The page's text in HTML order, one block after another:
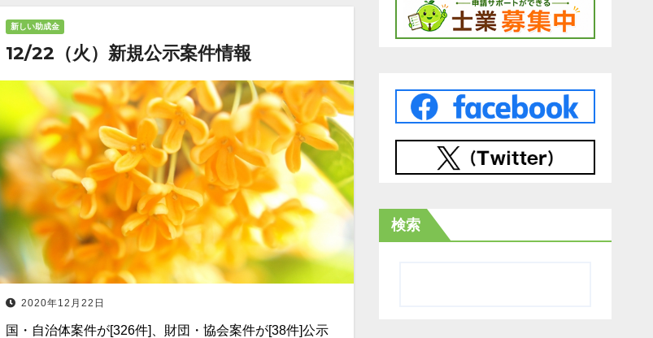
新しい助成金
12/22（火）新規公示案件情報
2020年12月22日
国・自治体案件が[326件]、財団・協会案件が[38件]公示
検索